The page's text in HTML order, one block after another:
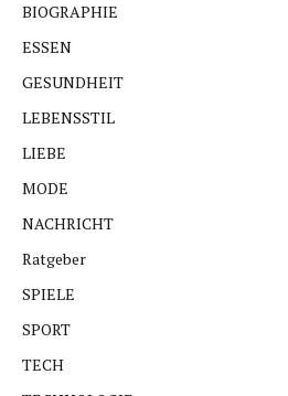
BIOGRAPHIE
ESSEN
GESUNDHEIT
LEBENSSTIL
LIEBE
MODE
NACHRICHT
Ratgeber
SPIELE
SPORT
TECH